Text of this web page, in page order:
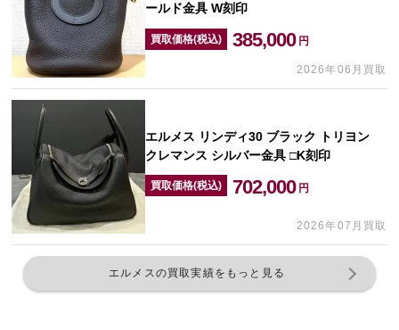
ールド金具 W刻印
買取価格(税込) 385,000 円
2026年06月買取
エルメス リンディ30 ブラック トリヨン
クレマンス シルバー金具 □K刻印
買取価格(税込) 702,000 円
2026年07月買取
エルメスの買取実績をもっと見る